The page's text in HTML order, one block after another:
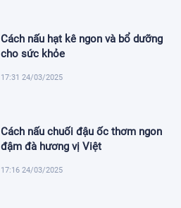
Cách nấu hạt kê ngon và bổ dưỡng
cho sức khỏe
17:31 24/03/2025
Cách nấu chuối đậu ốc thơm ngon
đậm đà hương vị Việt
17:16 24/03/2025